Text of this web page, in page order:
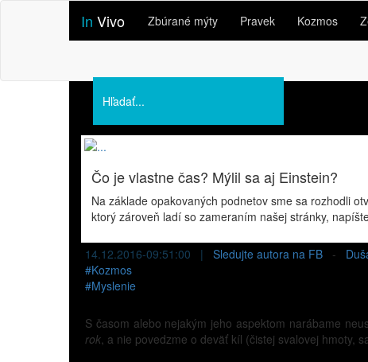
In Vivo Zbúrané mýty Pravek Kozmos
Podporte nás
O nás
Prednášky
Čo je vlastne čas? Mýlil sa aj Einstein?
Na základe opakovaných podnetov sme sa rozhodli
ktorý zároveň ladí so zameraním našej stránky,
14.12.2016-09:51:00 | Sledujte autora na FB -
#Kozmos
#Myslenie
S časom alebo nejakým jeho aspektom narábame
rok, a nie povedzme o deväť kíl (čistej svalovej hmoty,